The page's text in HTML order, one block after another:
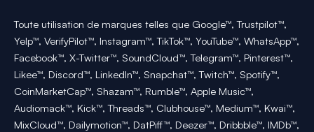
Toute utilisation de marques telles que Google™, Trustpilot™,
Yelp™, VerifyPilot™, Instagram™, TikTok™, YouTube™, WhatsApp™,
Facebook™, X-Twitter™, SoundCloud™, Telegram™, Pinterest™,
Likee™, Discord™, LinkedIn™, Snapchat™, Twitch™, Spotify™,
CoinMarketCap™, Shazam™, Rumble™, Apple Music™,
Audiomack™, Kick™, Threads™, Clubhouse™, Medium™, Kwai™,
MixCloud™, Dailymotion™, DatPiff™, Deezer™, Dribbble™, IMDb™,